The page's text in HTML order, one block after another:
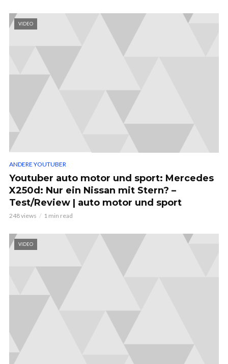
VIDEO
ANDERE YOUTUBER
Youtuber auto motor und sport: Mercedes
X250d: Nur ein Nissan mit Stern? –
Test/Review | auto motor und sport
248 views 1 min read
VIDEO